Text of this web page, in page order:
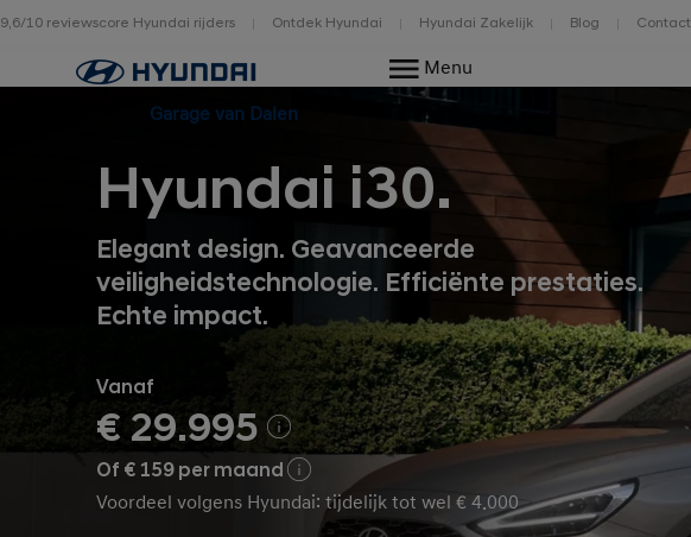
9,6/10 reviewscore Hyundai rijders Ontdek Hyundai Hyundai Zakelijk Blog Contact
Home
Garage van Dalen
Menu
Hyundai i30.
Elegant design. Geavanceerde
veiligheidstechnologie. Efficiënte prestaties.
Echte impact.
Vanaf
€ 29.995
Of € 159 per maand
Voordeel volgens Hyundai: tijdelijk tot wel € 4.000